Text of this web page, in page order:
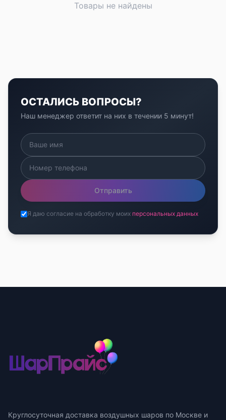
Товары не найдены
ОСТАЛИСЬ ВОПРОСЫ?
Наш менеджер ответит на них в течении 5 минут!
Отправить
Я даю согласие на обработку моих персональных данных
Круглосуточная доставка воздушных шаров по Москве и